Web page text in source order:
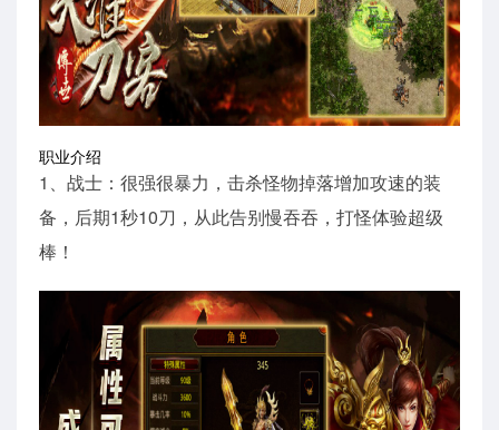
职业介绍
1、战士：很强很暴力，击杀怪物掉落增加攻速的装
备，后期1秒10刀，从此告别慢吞吞，打怪体验超级
棒！